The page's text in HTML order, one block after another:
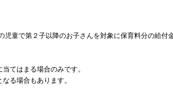
童で第２子以降のお子さんを対象に保育料分の給付
はまる場合のみです。
る場合もあります。